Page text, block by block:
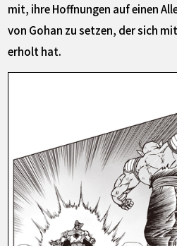
mit, ihre Hoffnungen auf einen
von Gohan zu setzen, der sich
erholt hat.